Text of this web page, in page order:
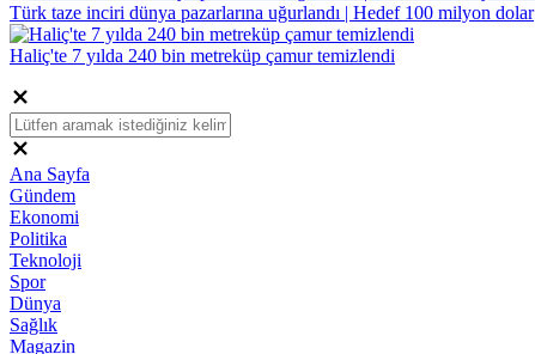
Türk taze inciri dünya pazarlarına uğurlandı | Hedef 100 milyon dolar
Haliç'te 7 yılda 240 bin metreküp çamur temizlendi
Ana Sayfa
Gündem
Ekonomi
Politika
Teknoloji
Spor
Dünya
Sağlık
Magazin